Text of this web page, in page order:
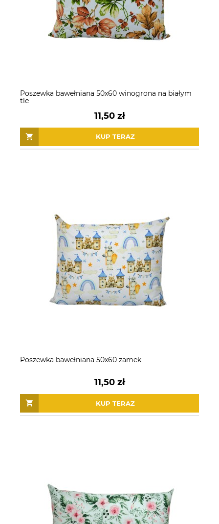
Poszewka bawełniana 50x60 winogrona na białym
tle
11,50 zł
KUP TERAZ
Poszewka bawełniana 50x60 zamek
11,50 zł
KUP TERAZ